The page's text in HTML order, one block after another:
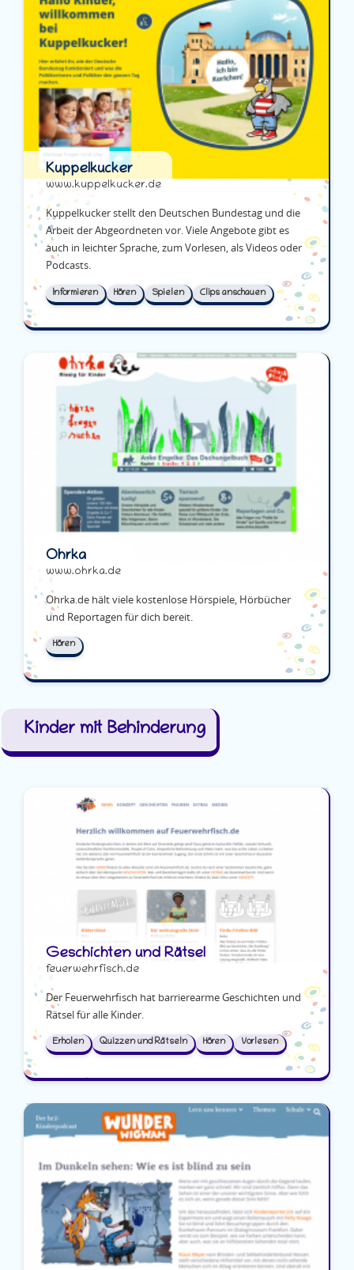
Kuppelkucker
www.kuppelkucker.de
Kuppelkucker stellt den Deutschen Bundestag und die
Arbeit der Abgeordneten vor. Viele Angebote gibt es
auch in leichter Sprache, zum Vorlesen, als Videos oder
Podcasts.
Informieren Hören Spielen Clips anschauen
Ohrka
www.ohrka.de
Ohrka.de hält viele kostenlose Hörspiele, Hörbücher
und Reportagen für dich bereit.
Hören
Kinder mit Behinderung
Geschichten und Rätsel
feuerwehrfisch.de
Der Feuerwehrfisch hat barrierearme Geschichten und
Rätsel für alle Kinder.
Erholen Quizzen und Rätseln Hören Vorlesen